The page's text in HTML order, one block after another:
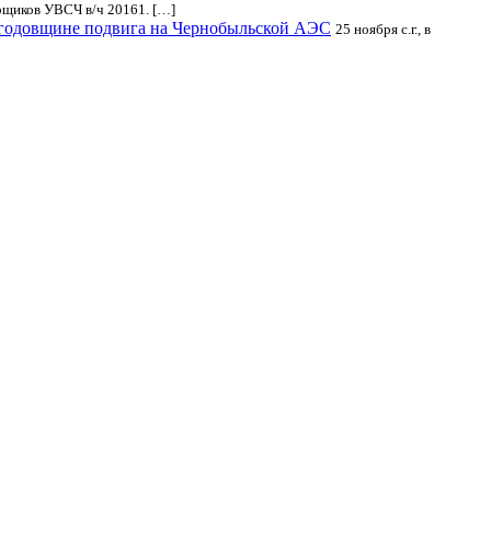
УВСЧ в/ч 20161. […]
подвига на Чернобыльской АЭС 25 ноября с.г., в